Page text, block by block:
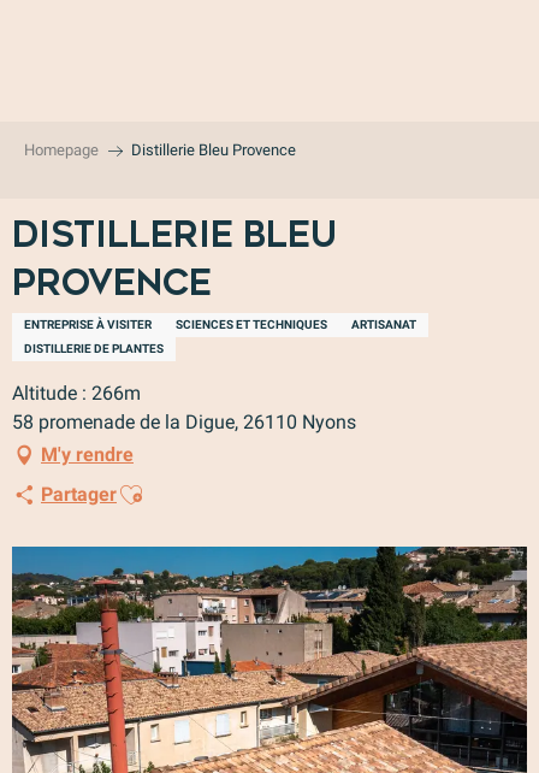
Homepage Distillerie Bleu Provence
Distillerie Bleu
Provence
ENTREPRISE À VISITER SCIENCES ET TECHNIQUES
ARTISANAT
DISTILLERIE DE PLANTES
Altitude : 266m
58 promenade de la Digue, 26110 Nyons
M'y rendre
PartagerAjouter aux favoris